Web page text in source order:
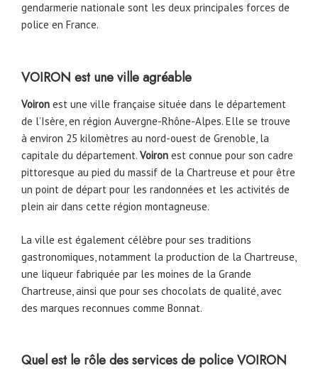
gendarmerie nationale sont les deux principales forces de
police en France.
VOIRON est une ville agréable
Voiron est une ville française située dans le département
de l’Isère, en région Auvergne-Rhône-Alpes. Elle se trouve
à environ 25 kilomètres au nord-ouest de Grenoble, la
capitale du département. Voiron est connue pour son cadre
pittoresque au pied du massif de la Chartreuse et pour être
un point de départ pour les randonnées et les activités de
plein air dans cette région montagneuse.
La ville est également célèbre pour ses traditions
gastronomiques, notamment la production de la Chartreuse,
une liqueur fabriquée par les moines de la Grande
Chartreuse, ainsi que pour ses chocolats de qualité, avec
des marques reconnues comme Bonnat.
Quel est le rôle des services de policeVOIRON